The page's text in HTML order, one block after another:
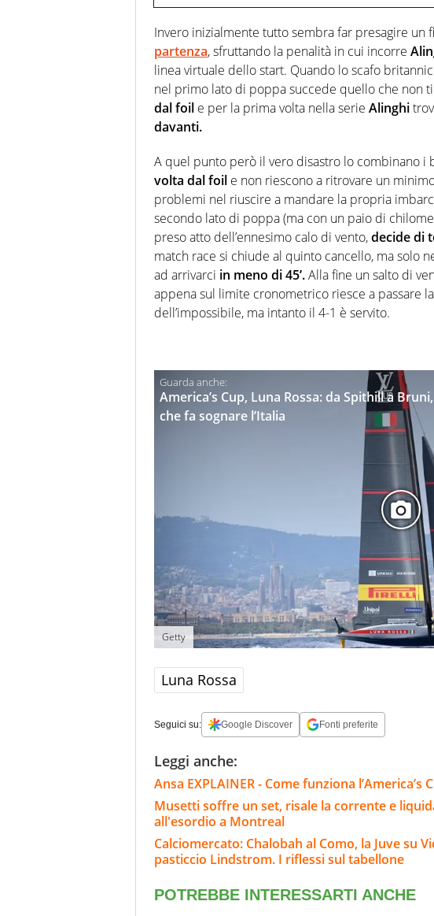
Invero inizialmente tutto sembra far presagire un
partenza, sfruttando la penalità in cui incorre
linea virtuale dello start. Quando lo scafo
nel primo lato di poppa succede quello che non
dal foil e per la prima volta nella serie Alinghi
davanti.
A quel punto però il vero disastro lo combinano i
volta dal foil e non riescono a ritrovare un
problemi nel riuscire a mandare la propria
secondo lato di poppa (ma con un paio di
preso atto dell’ennesimo calo di vento,decide di
match race si chiude al quinto cancello, ma solo
ad arrivarci in meno di 45’.Alla fine un salto di
appena sul limite cronometrico riesce a passare
dell’impossibile, ma intanto il 4-1 è servito.
America’s Cup, Luna Rossa: da Spithill a
che fa sognare l’Italia
Getty
Luna Rossa
Seguici su: Google Discover Fonti preferite
Leggi anche:
Ansa EXPLAINER - Come funziona l’America’s
Musetti soffre un set, risale la corrente e
all'esordio a Montreal
Calciomercato: Chalobah al Como, la Juve su
pasticcio Lindstrom. I riflessi sul tabellone